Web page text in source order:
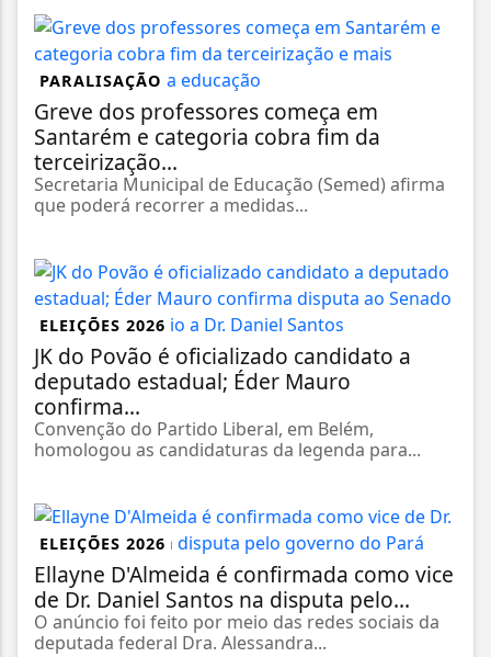
PARALISAÇÃO
Greve dos professores começa em
Santarém e categoria cobra fim da
terceirização...
Secretaria Municipal de Educação (Semed) afirma
que poderá recorrer a medidas...
ELEIÇÕES 2026
JK do Povão é oficializado candidato a
deputado estadual; Éder Mauro
confirma...
Convenção do Partido Liberal, em Belém,
homologou as candidaturas da legenda para...
ELEIÇÕES 2026
Ellayne D'Almeida é confirmada como vice
de Dr. Daniel Santos na disputa pelo...
O anúncio foi feito por meio das redes sociais da
deputada federal Dra. Alessandra...